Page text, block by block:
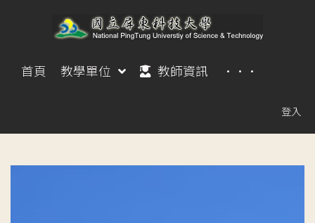
首頁 教學單位 教師資訊 ···
登入